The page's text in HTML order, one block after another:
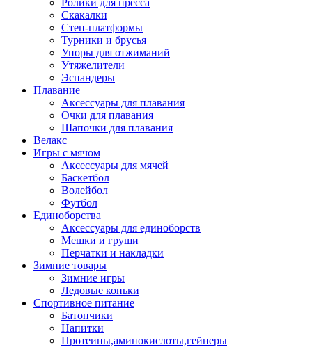
Ролики для пресса
Скакалки
Степ-платформы
Турники и брусья
Упоры для отжиманий
Утяжелители
Эспандеры
Плавание
Аксессуары для плавания
Очки для плавания
Шапочки для плавания
Велакс
Игры с мячом
Аксессуары для мячей
Баскетбол
Волейбол
Футбол
Единоборства
Аксессуары для единоборств
Мешки и груши
Перчатки и накладки
Зимние товары
Зимние игры
Ледовые коньки
Спортивное питание
Батончики
Напитки
Протеины,аминокислоты,гейнеры